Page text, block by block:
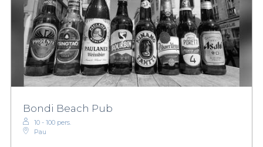
Bondi Beach Pub
10 - 100 pers.
Pau